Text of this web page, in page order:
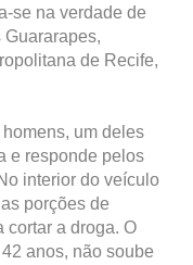
se na verdade de
de Recife,
um deles
e responde pelos
interior do veículo
porções de
cortar a droga. O
anos, não soube